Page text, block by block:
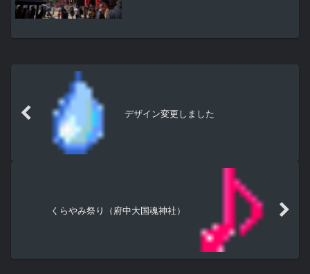
で作った小物。弘法大師像前...
デザイン変更しました
くらやみ祭り（府中大国魂神社）